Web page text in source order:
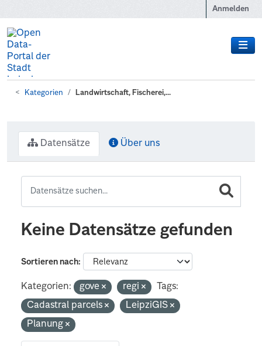
Anmelden
Kategorien Landwirtschaft, Fischerei,...
Datensätze Über uns
Keine Datensätze gefunden
Sortieren nach
Kategorien: gove regi
Tags:
Cadastral parcels
LeipziGIS
Planung